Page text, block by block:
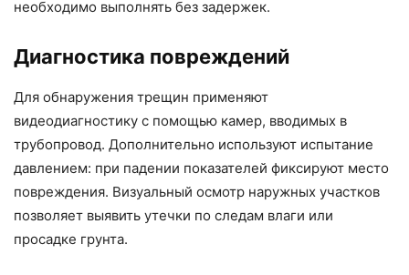
необходимо выполнять без задержек.
Диагностика повреждений
Для обнаружения трещин применяют
видеодиагностику с помощью камер, вводимых в
трубопровод. Дополнительно используют испытание
давлением: при падении показателей фиксируют место
повреждения. Визуальный осмотр наружных участков
позволяет выявить утечки по следам влаги или
просадке грунта.